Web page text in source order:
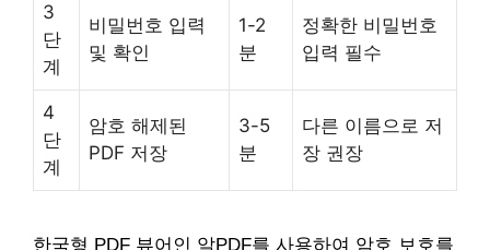
3
단
계
비밀번호 입력
및 확인
1-2
분
정확한 비밀번호
입력 필수
4
단
계
암호 해제된
PDF 저장
3-5
분
다른 이름으로 저
장 권장
한국형 PDF 뷰어인 알PDF를 사용하여 암호 보호를